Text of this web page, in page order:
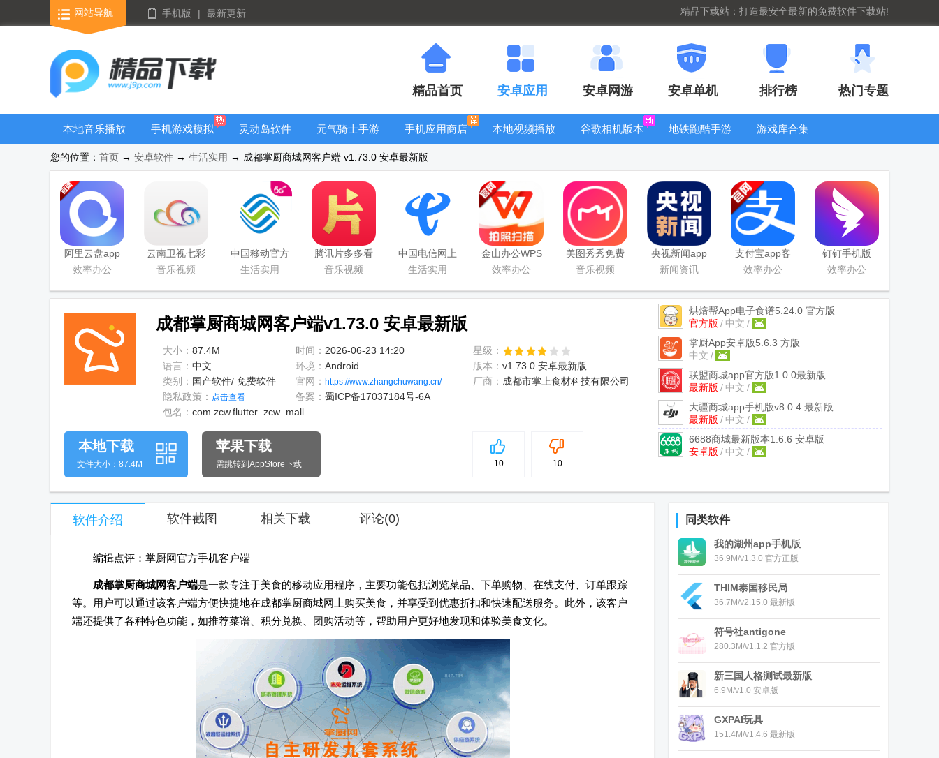
网站导航 手机版 | 最新更新 精品下载站：打造最安全最新的免费软件下载站!
精品首页 安卓应用 安卓网游 安卓单机 排行榜 热门专题
本地音乐播放
手机游戏模拟
器安卓版合集
灵动岛软件
元气骑士手游
大全
手机应用商店
本地视频播放
谷歌相机版本
地铁跑酷手游
游戏库合集
看器
您的位置： 首页 → 安卓软件 → 生活实用 → 成都掌厨商城网客户端 v1.73.0 安卓最新版
阿里云盘app
官方版
效率办公
云南卫视七彩
云端app
音乐视频
中国移动官方
营业厅
生活实用
腾讯片多多看
剧官方正版
音乐视频
中国电信网上
营业厅
生活实用
金山办公WPS
Office手机官
效率办公
美图秀秀免费
无限制vip版
音乐视频
央视新闻app
移动版客户端
新闻资讯
支付宝app客
户端
效率办公
钉钉手机版
app
效率办公
成都掌厨商城网客户端v1.73.0 安卓最新版
大小： 87.4M 时间： 2026-06-23 14:20
星级：
语言： 中文 环境： Android 版本： v1.73.0 安卓最新版
类别： 国产软件/ 免费软件 官网： https://www.zhangchuwang.cn/ 厂商： 成都市掌上食材科技有限公司
隐私政策： 点击查看 备案： 蜀ICP备17037184号-6A
包名： com.zcw.flutter_zcw_mall
烘焙帮App电子食谱5.24.0 官方版
官方版 / 中文 /
掌厨App安卓版5.6.3 方版
中文 /
联盟商城app官方版1.0.0最新版
最新版 / 中文 /
大疆商城app手机版v8.0.4 最新版
最新版 / 中文 /
6688商城最新版本1.6.6 安卓版
安卓版 / 中文 /
5
10 10
本地下载
文件大小：87.4M
苹果下载
需跳转到AppStore下载
软件介绍 软件截图 相关下载 评论(0)
编辑点评：掌厨网官方手机客户端
成都掌厨商城网客户端是一款专注于美食的移动应用程序，主要功能包括浏览菜品、下单购物、在线支付、订单跟踪
等。用户可以通过该客户端方便快捷地在成都掌厨商城网上购买美食，并享受到优惠折扣和快速配送服务。此外，该客户
端还提供了各种特色功能，如推荐菜谱、积分兑换、团购活动等，帮助用户更好地发现和体验美食文化。
同类软件
我的湖州app手机版
36.9M/v1.3.0 官方正版
THIM泰国移民局
36.7M/v2.15.0 最新版
符号社antigone
280.3M/v1.1.2 官方版
新三国人格测试最新版
6.9M/v1.0 安卓版
GXPAI玩具
151.4M/v1.4.6 最新版